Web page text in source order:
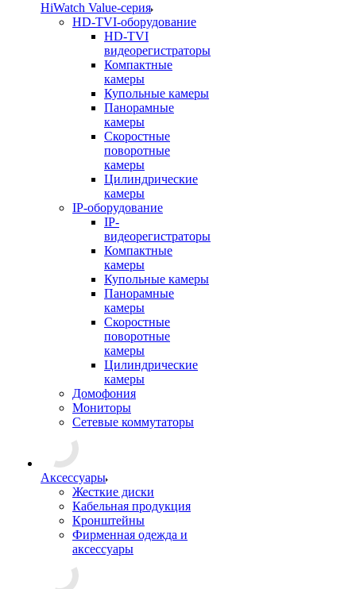
HiWatch Value-серия
HD-TVI-оборудование
HD-TVI
видеорегистраторы
Компактные
камеры
Купольные камеры
Панорамные
камеры
Скоростные
поворотные
камеры
Цилиндрические
камеры
IP-оборудование
IP-
видеорегистраторы
Компактные
камеры
Купольные камеры
Панорамные
камеры
Скоростные
поворотные
камеры
Цилиндрические
камеры
Домофония
Мониторы
Сетевые коммутаторы
Аксессуары
Жесткие диски
Кабельная продукция
Кронштейны
Фирменная одежда и
аксессуары